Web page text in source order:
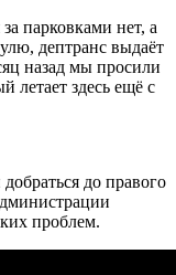
парковками нет, а
дептранс выдаёт
назад мы просили
летает здесь ещё с
до правого
проблем.